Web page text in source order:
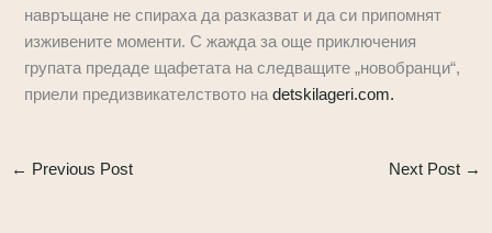
навръщане не спираха да разказват и да си припомнят
изживените моменти. С жажда за още приключения
групата предаде щафетата на следващите „новобранци“,
приели предизвикателството наdetskilageri.com.
← Previous Post Next Post →